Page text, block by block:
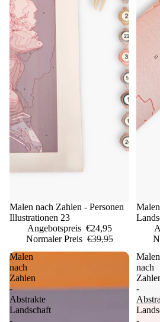
Sale
Malen nach Zahlen - Personen
Illustrationen 23
Angebotspreis €24,95
Normaler Preis €39,95
Sale
Malen
nach
Zahlen
-
Abstrakte
Landschaft
Malen
nach
-